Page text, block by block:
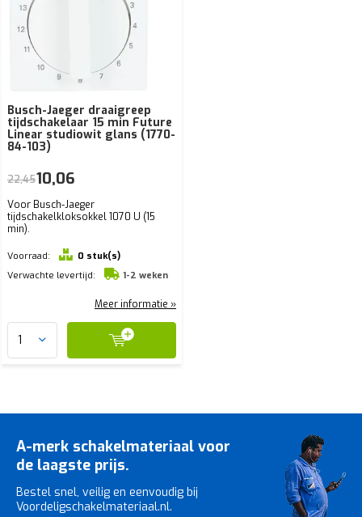
Busch-Jaeger draaigreep
tijdschakelaar 15 min Future
Linear studiowit glans (1770-
84-103)
Voor Busch-Jaeger
tijdschakelkloksokkel 1070 U (15
min).
Voorraad:
0 stuk(s)
Verwachte levertijd:
1-2 weken
22,4510,06
Meer informatie »
A-merk schakelmateriaal voor
de laagste prijs.
Bestel snel, veilig en eenvoudig bij
Voordeligschakelmateriaal.nl.